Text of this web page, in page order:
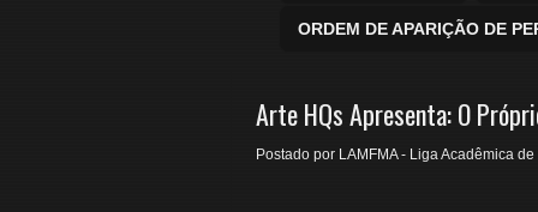
ORDEM DE APARIÇÃO DE
Arte HQs Apresenta: O
Postado por LAMFMA - Liga Acadêmica